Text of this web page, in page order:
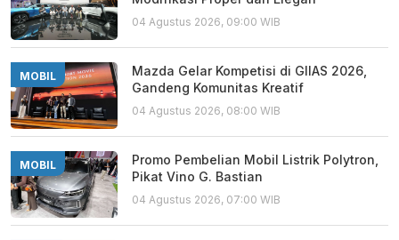
04 Agustus 2026, 09:00 WIB
MOBIL
Mazda Gelar Kompetisi di GIIAS 2026,
Gandeng Komunitas Kreatif
04 Agustus 2026, 08:00 WIB
MOBIL
Promo Pembelian Mobil Listrik Polytron,
Pikat Vino G. Bastian
04 Agustus 2026, 07:00 WIB